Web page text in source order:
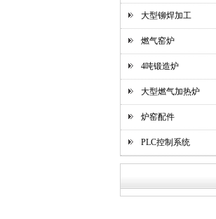
大型铆焊加工
燃气窑炉
4吨锻造炉
大型燃气加热炉
炉窑配件
PLC控制系统